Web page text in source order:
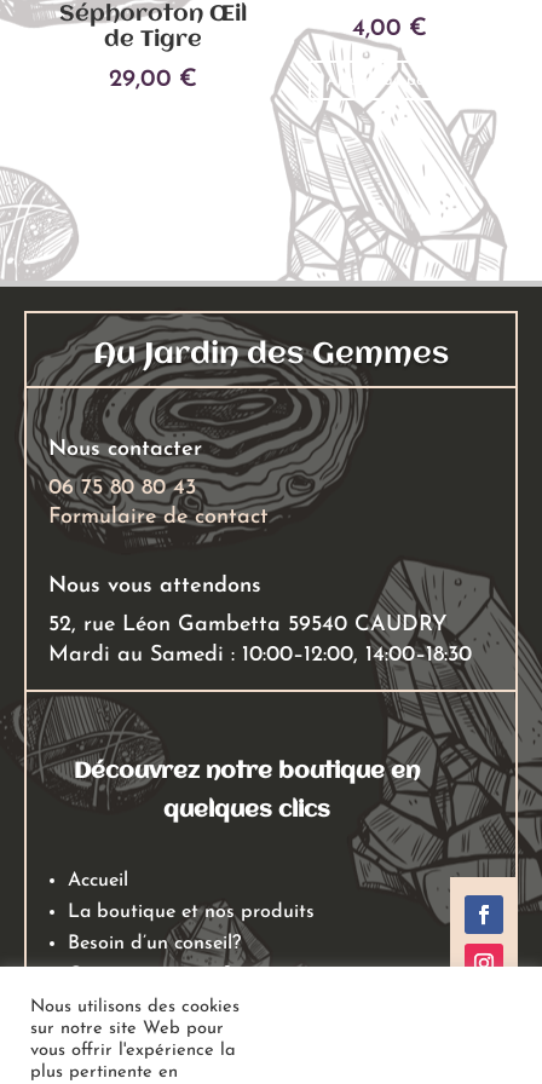
Séphoroton Œil
de Tigre
29,00 €
4,00 €
Ajouter au panier
Au Jardin des Gemmes
Nous contacter
06 75 80 80 43
Formulaire de contact
Nous vous attendons
52, rue Léon Gambetta 59540 CAUDRY
Mardi au Samedi : 10:00–12:00, 14:00–18:30
Découvrez notre boutique en
quelques clics
Accueil
La boutique et nos produits
Besoin d’un conseil?
Mentions légales
Conditions générales de ventes
Politiques de retours
Nous utilisons des cookies
sur notre site Web pour
vous offrir l'expérience la
plus pertinente en